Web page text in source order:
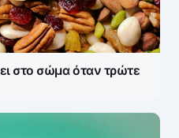
στο σώμα όταν τρώτε